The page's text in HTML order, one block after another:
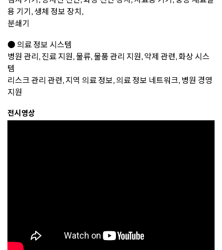
용 기기, 생체 정보 장치,
분쇄기
● 의료 정보 시스템
병원 관리, 진료 지원, 물류, 물품 관리 지원, 약제 관련, 화상 시스
템
리스크 관리 관련, 지역 의료 정보, 의료 정보 네트워크, 병원 경영
지원
전시영상